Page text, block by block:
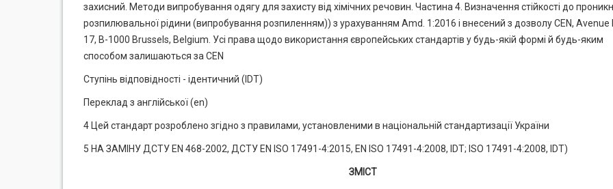
захисний. Методи випробування одягу для захисту від хімічних речовин. Частина 4. Визначення стійкості до
розпилювальної рідини (випробування розпиленням)) з урахуванням Amd. 1:2016 і внесений з дозволу CEN, Avenue
17, В-1000 Brussels, Belgium. Усі права щодо використання європейських стандартів у будь-якій формі й будь-яким
способом залишаються за CEN
Ступінь відповідності - ідентичний (IDT)
Переклад з англійської (еn)
4 Цей стандарт розроблено згідно з правилами, установленими в національній стандартизації України
5 НА ЗАМІНУ ДСТУ EN 468-2002, ДСТУ EN ISO 17491-4:2015, EN ISO 17491-4:2008, IDT; ISO 17491-4:2008, IDT)
ЗМІСТ